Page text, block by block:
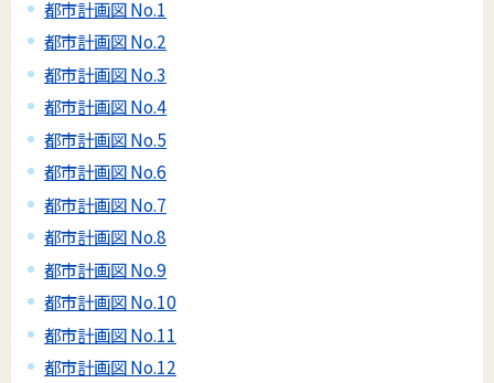
都市計画図 No.1
都市計画図 No.2
都市計画図 No.3
都市計画図 No.4
都市計画図 No.5
都市計画図 No.6
都市計画図 No.7
都市計画図 No.8
都市計画図 No.9
都市計画図 No.10
都市計画図 No.11
都市計画図 No.12